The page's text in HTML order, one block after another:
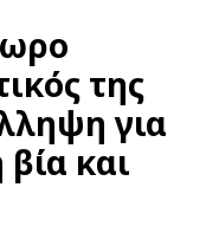
της
για
βία και